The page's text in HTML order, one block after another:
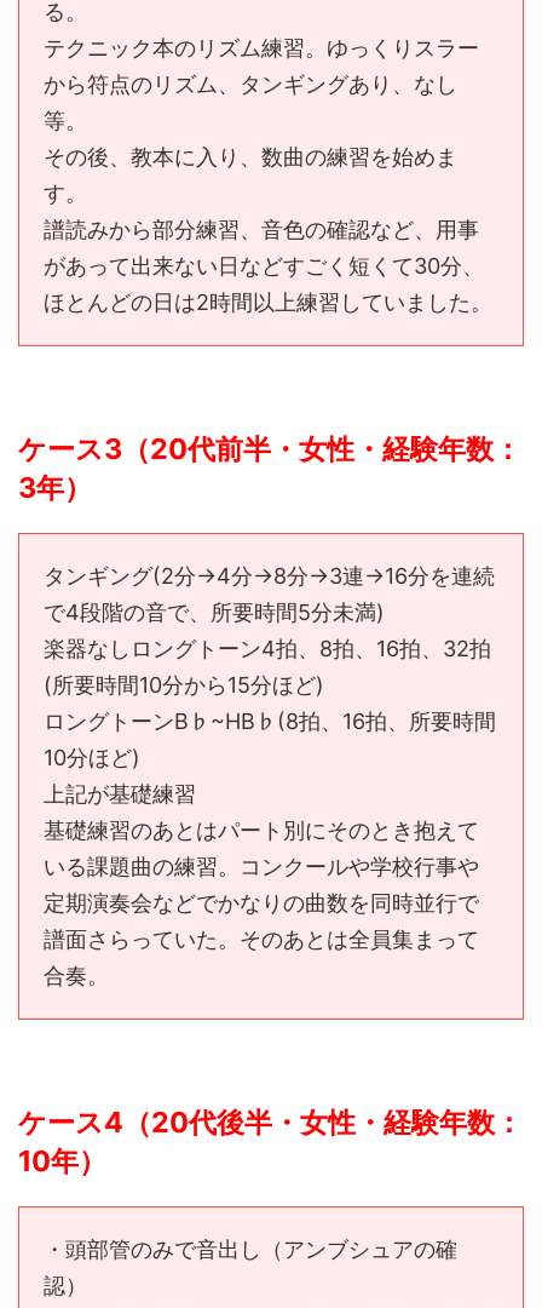
る。
テクニック本のリズム練習。ゆっくりスラー
から符点のリズム、タンギングあり、なし
等。
その後、教本に入り、数曲の練習を始めま
す。
譜読みから部分練習、音色の確認など、用事
があって出来ない日などすごく短くて30分、
ほとんどの日は2時間以上練習していました。
ケース3（20代前半・女性・経験年数：
3年）
タンギング(2分→4分→8分→3連→16分を連続
で4段階の音で、所要時間5分未満)
楽器なしロングトーン4拍、8拍、16拍、32拍
(所要時間10分から15分ほど)
ロングトーンB♭~HB♭(8拍、16拍、所要時間
10分ほど)
上記が基礎練習
基礎練習のあとはパート別にそのとき抱えて
いる課題曲の練習。コンクールや学校行事や
定期演奏会などでかなりの曲数を同時並行で
譜面さらっていた。そのあとは全員集まって
合奏。
ケース4（20代後半・女性・経験年数：
10年）
・頭部管のみで音出し（アンブシュアの確
認）